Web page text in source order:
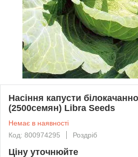
Насіння капусти
(2500семян) Libra Seeds
Немає в наявності
Код: 800974295
Роздріб
Ціну уточнюйте